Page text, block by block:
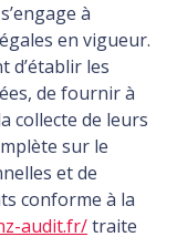
s’engage à
en vigueur.
d’établir les
de fournir à
collecte de leurs
sur le
et de
conforme à la
audit.fr/traite